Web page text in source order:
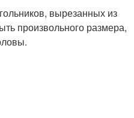
вырезанных из
произвольного размера,